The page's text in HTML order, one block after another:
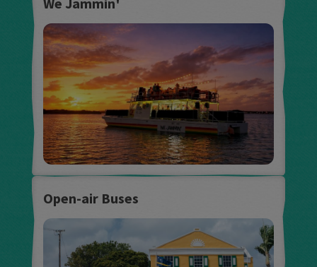
Open-air Buses